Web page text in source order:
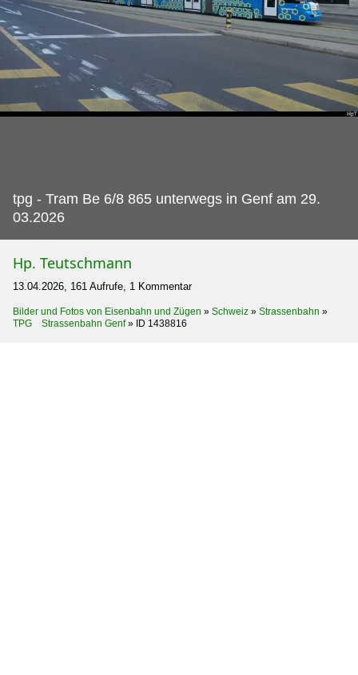
tpg - Tram Be 6/8 865 unterwegs in Genf am 29.
03.2026
Hp. Teutschmann
13.04.2026, 161 Aufrufe, 1 Kommentar
Bilder und Fotos von Eisenbahn und Zügen » Schweiz » Strassenbahn »
TPG Strassenbahn Genf» ID 1438816